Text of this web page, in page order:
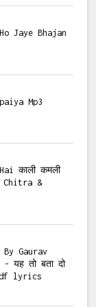
Jaye Bhajan
Mp3
काली कमली
Chitra &
Gaurav
यह तो बता दो
pdf lyrics